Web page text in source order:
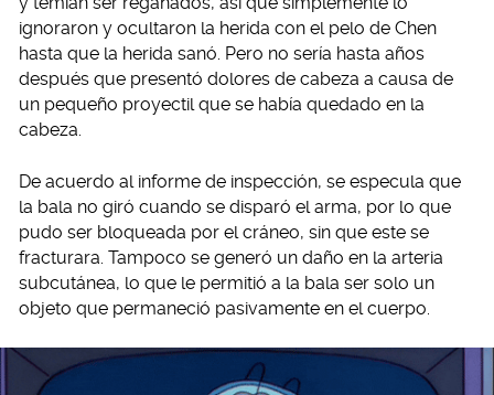
ignoraron y ocultaron la herida con el pelo de Chen
hasta que la herida sanó. Pero no sería hasta años
después que presentó dolores de cabeza a causa de
un pequeño proyectil que se había quedado en la
cabeza.
De acuerdo al informe de inspección, se especula que
la bala no giró cuando se disparó el arma, por lo que
pudo ser bloqueada por el cráneo, sin que este se
fracturara. Tampoco se generó un daño en la arteria
subcutánea, lo que le permitió a la bala ser solo un
objeto que permaneció pasivamente en el cuerpo.